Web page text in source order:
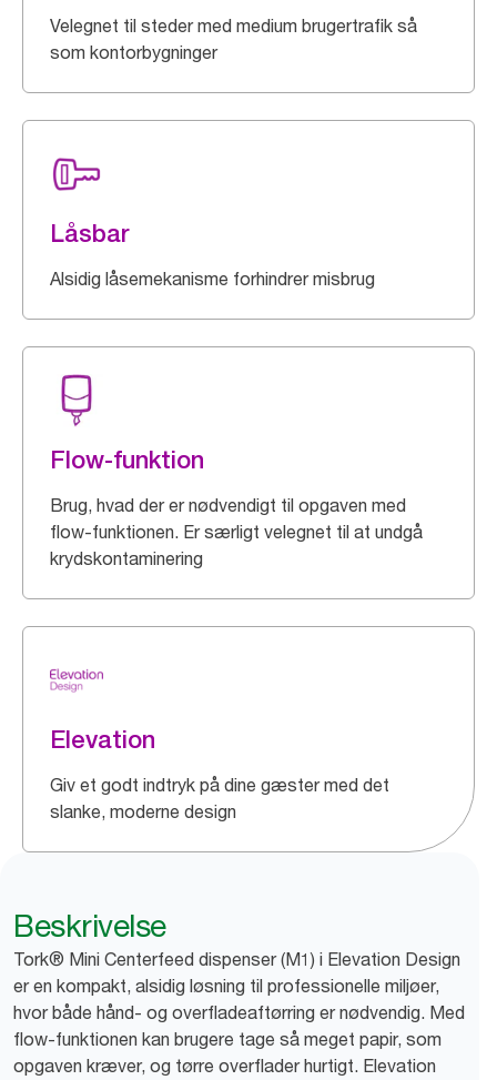
Velegnet til steder med medium brugertrafik så
som kontorbygninger
Låsbar
Alsidig låsemekanisme forhindrer misbrug
Flow-funktion
Brug, hvad der er nødvendigt til opgaven med
flow-funktionen. Er særligt velegnet til at undgå
krydskontaminering
Elevation
Giv et godt indtryk på dine gæster med det
slanke, moderne design
Beskrivelse
Tork® Mini Centerfeed dispenser (M1) i Elevation Design
er en kompakt, alsidig løsning til professionelle miljøer,
hvor både hånd- og overfladeaftørring er nødvendig. Med
flow-funktionen kan brugere tage så meget papir, som
opgaven kræver, og tørre overflader hurtigt. Elevation